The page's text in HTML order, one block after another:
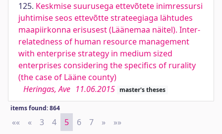
125. Keskmise suurusega ettevõtete inimressursi
juhtimise seos ettevõtte strateegiaga lähtudes
maapiirkonna erisusest (Läänemaa näitel). Inter-
relatedness of human resource management
with enterprise strategy in medium sized
enterprises considering the specifics of rurality
(the case of Lääne county)
Heringas, Ave 11.06.2015 master's theses
items found: 864
«« First
« Previous
3 4 5 6 7 » Next
»»